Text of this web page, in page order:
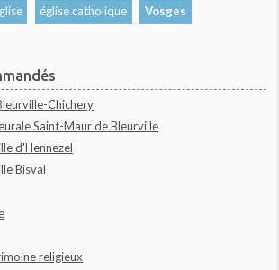
église catholique Vosges
Chichery
Saint-Maur de Bleurville
d'Hennezel
Bisval
religieux